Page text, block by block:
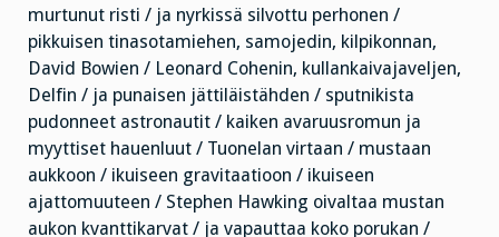
murtunut risti / ja nyrkissä silvottu perhonen /
pikkuisen tinasotamiehen, samojedin, kilpikonnan,
David Bowien / Leonard Cohenin, kullankaivajaveljen,
Delfin / ja punaisen jättiläistähden / sputnikista
pudonneet astronautit / kaiken avaruusromun ja
myyttiset hauenluut / Tuonelan virtaan / mustaan
aukkoon / ikuiseen gravitaatioon / ikuiseen
ajattomuuteen / Stephen Hawking oivaltaa mustan
aukon kvanttikarvat / ja vapauttaa koko porukan /